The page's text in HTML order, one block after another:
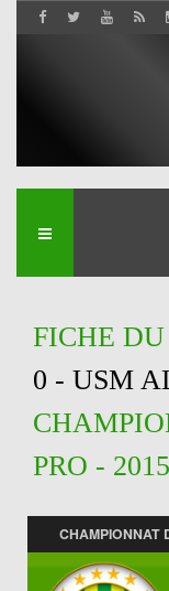
FICHE
0 - USM
PRO -
CHAMPIONNAT